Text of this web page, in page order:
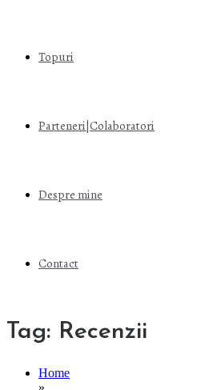
Topuri
Parteneri|Colaboratori
Despre mine
Contact
Tag: Recenzii
Home
»